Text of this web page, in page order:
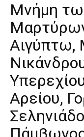
Μνήμη
Aιγύπτω,
Aρείου,